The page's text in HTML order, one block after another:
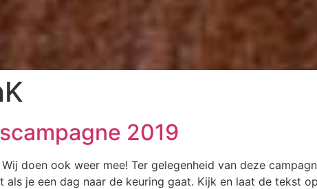
2019
doen ook weer mee! Ter gelegenheid van deze
je een dag naar de keuring gaat. Kijk en laat de tekst